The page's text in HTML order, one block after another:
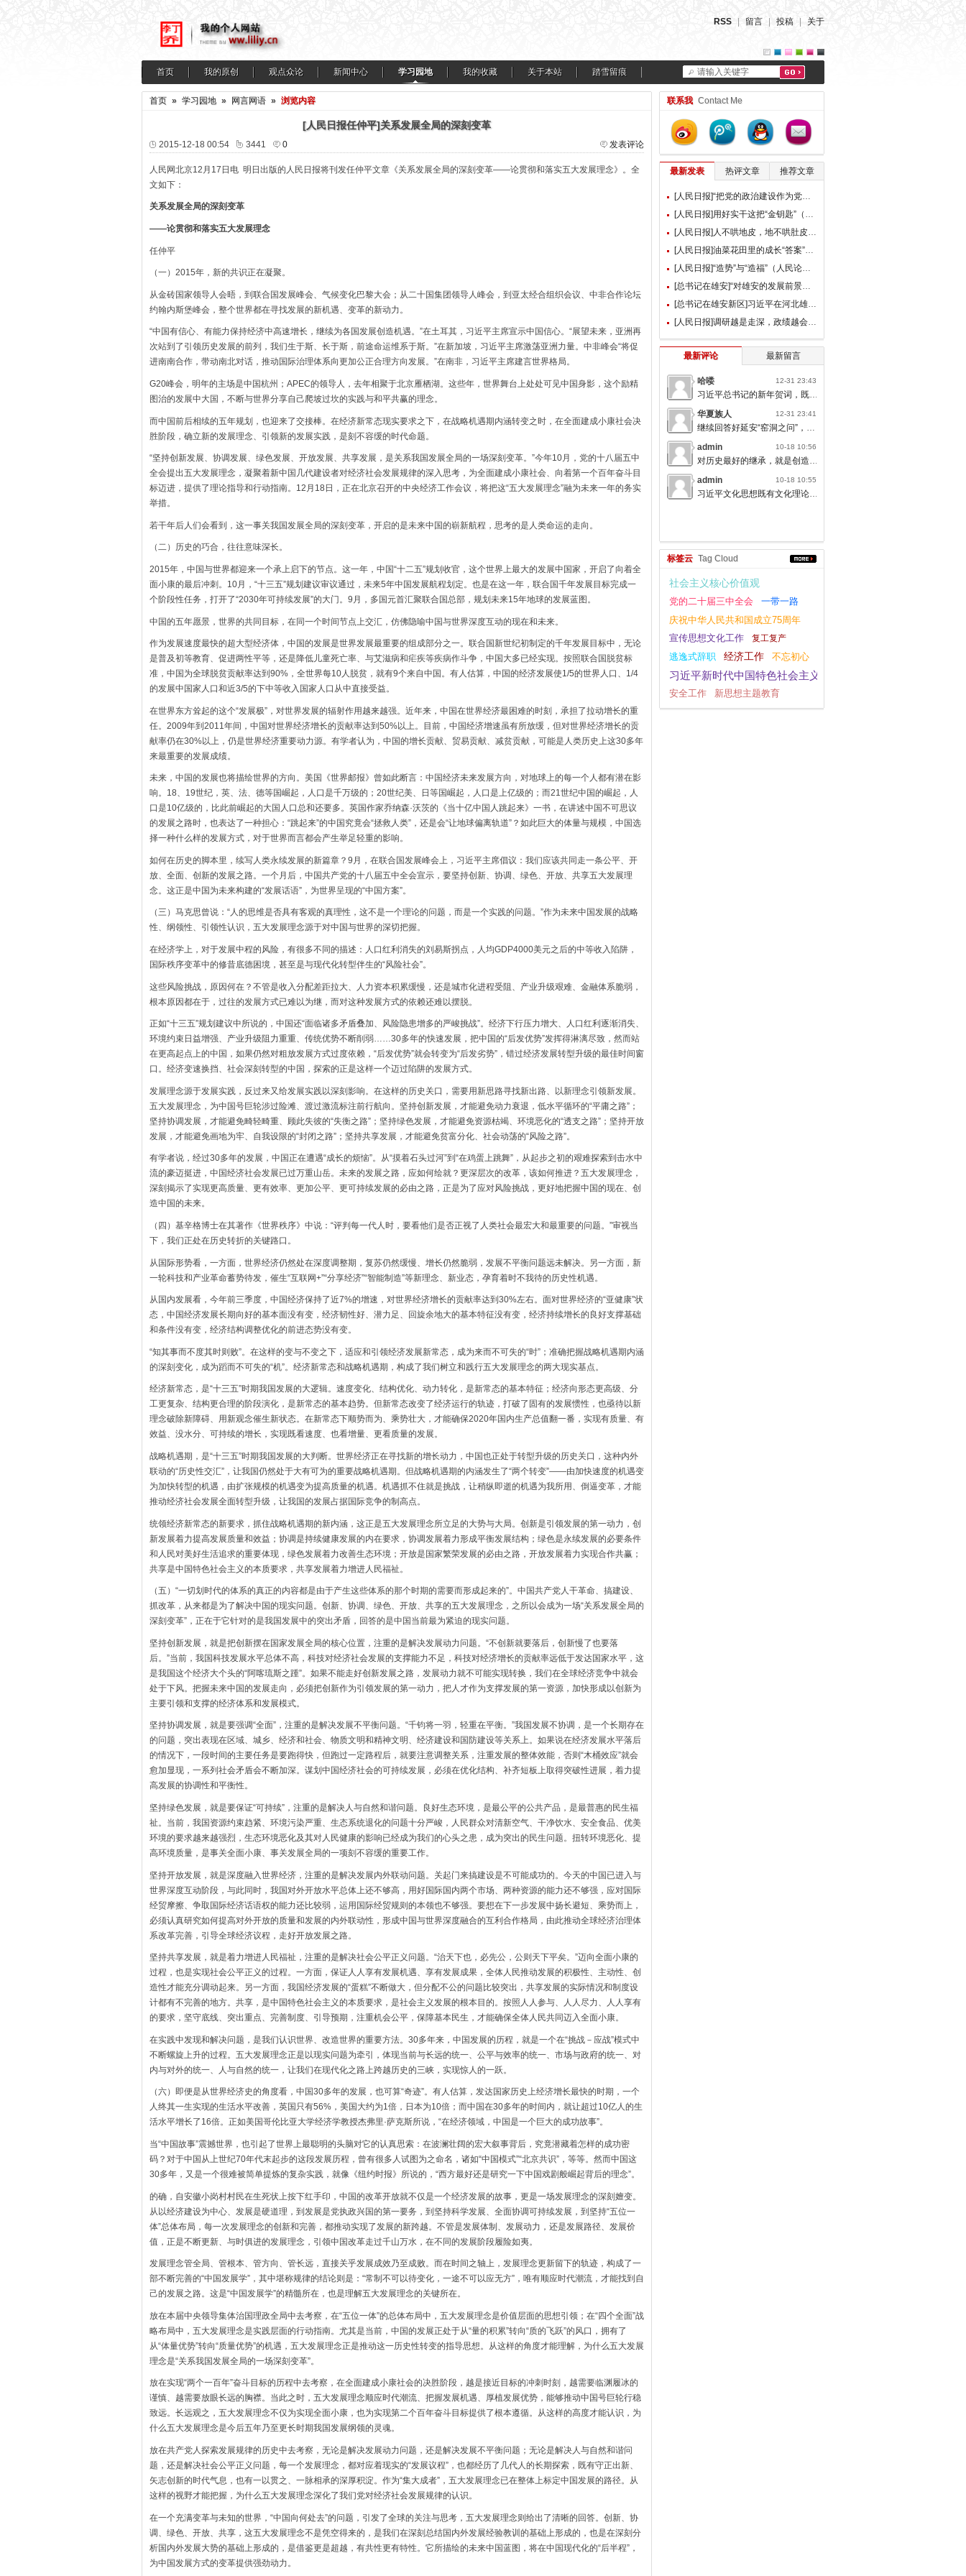
RSS 留言 投稿 关于
请输入关键字
首页 我的原创 观点众论 新闻中心 学习园地 我的收藏 关于本站 踏雪留痕
首页 » 学习园地 » 网言网语 » 浏览内容
[人民日报任仲平]关系发展全局的深刻变革
2015-12-18 00:54 3441 0 发表评论
人民网北京12月17日电 明日出版的人民日报将刊发任仲平文章《关系发展全局的深刻变革——论贯彻和落实五大发展理念》。全
文如下：
关系发展全局的深刻变革
——论贯彻和落实五大发展理念
任仲平
（一）2015年，新的共识正在凝聚。
从金砖国家领导人会晤，到联合国发展峰会、气候变化巴黎大会；从二十国集团领导人峰会，到亚太经合组织会议、中非合作论坛
约翰内斯堡峰会，整个世界都在寻找发展的新机遇、变革的新动力。
“中国有信心、有能力保持经济中高速增长，继续为各国发展创造机遇。”在土耳其，习近平主席宣示中国信心。“展望未来，亚洲再
次站到了引领历史发展的前列，我们生于斯、长于斯，前途命运维系于斯。”在新加坡，习近平主席激荡亚洲力量。中非峰会“将促
进南南合作，带动南北对话，推动国际治理体系向更加公正合理方向发展。”在南非，习近平主席建言世界格局。
G20峰会，明年的主场是中国杭州；APEC的领导人，去年相聚于北京雁栖湖。这些年，世界舞台上处处可见中国身影，这个励精
图治的发展中大国，不断与世界分享自己爬坡过坎的实践与和平共赢的理念。
而中国前后相续的五年规划，也迎来了交接棒。在经济新常态现实要求之下，在战略机遇期内涵转变之时，在全面建成小康社会决
胜阶段，确立新的发展理念、引领新的发展实践，是刻不容缓的时代命题。
“坚持创新发展、协调发展、绿色发展、开放发展、共享发展，是关系我国发展全局的一场深刻变革。”今年10月，党的十八届五中
全会提出五大发展理念，凝聚着新中国几代建设者对经济社会发展规律的深入思考，为全面建成小康社会、向着第一个百年奋斗目
标迈进，提供了理论指导和行动指南。12月18日，正在北京召开的中央经济工作会议，将把这“五大发展理念”融为未来一年的务实
举措。
若干年后人们会看到，这一事关我国发展全局的深刻变革，开启的是未来中国的崭新航程，思考的是人类命运的走向。
（二）历史的巧合，往往意味深长。
2015年，中国与世界都迎来一个承上启下的节点。这一年，中国“十二五”规划收官，这个世界上最大的发展中国家，开启了向着全
面小康的最后冲刺。10月，“十三五”规划建议审议通过，未来5年中国发展航程划定。也是在这一年，联合国千年发展目标完成一
个阶段性任务，打开了“2030年可持续发展”的大门。9月，多国元首汇聚联合国总部，规划未来15年地球的发展蓝图。
中国的五年愿景，世界的共同目标，在同一个时间节点上交汇，仿佛隐喻中国与世界深度互动的现在和未来。
作为发展速度最快的超大型经济体，中国的发展是世界发展最重要的组成部分之一。联合国新世纪初制定的千年发展目标中，无论
是普及初等教育、促进两性平等，还是降低儿童死亡率、与艾滋病和疟疾等疾病作斗争，中国大多已经实现。按照联合国脱贫标
准，中国为全球脱贫贡献率达到90%，全世界每10人脱贫，就有9个来自中国。有人估算，中国的经济发展使1/5的世界人口、1/4
的发展中国家人口和近3/5的下中等收入国家人口从中直接受益。
在世界东方耸起的这个“发展极”，对世界发展的辐射作用越来越强。近年来，中国在世界经济最困难的时刻，承担了拉动增长的重
任。2009年到2011年间，中国对世界经济增长的贡献率达到50%以上。目前，中国经济增速虽有所放缓，但对世界经济增长的贡
献率仍在30%以上，仍是世界经济重要动力源。有学者认为，中国的增长贡献、贸易贡献、减贫贡献，可能是人类历史上这30多年
来最重要的发展成绩。
未来，中国的发展也将描绘世界的方向。美国《世界邮报》曾如此断言：中国经济未来发展方向，对地球上的每一个人都有潜在影
响。18、19世纪，英、法、德等国崛起，人口是千万级的；20世纪美、日等国崛起，人口是上亿级的；而21世纪中国的崛起，人
口是10亿级的，比此前崛起的大国人口总和还要多。英国作家乔纳森·沃茨的《当十亿中国人跳起来》一书，在讲述中国不可思议
的发展之路时，也表达了一种担心：“跳起来”的中国究竟会“拯救人类”，还是会“让地球偏离轨道”？如此巨大的体量与规模，中国选
择一种什么样的发展方式，对于世界而言都会产生举足轻重的影响。
如何在历史的脚本里，续写人类永续发展的新篇章？9月，在联合国发展峰会上，习近平主席倡议：我们应该共同走一条公平、开
放、全面、创新的发展之路。一个月后，中国共产党的十八届五中全会宣示，要坚持创新、协调、绿色、开放、共享五大发展理
念。这正是中国为未来构建的“发展话语”，为世界呈现的“中国方案”。
（三）马克思曾说：“人的思维是否具有客观的真理性，这不是一个理论的问题，而是一个实践的问题。”作为未来中国发展的战略
性、纲领性、引领性认识，五大发展理念源于对中国与世界的深切把握。
在经济学上，对于发展中程的风险，有很多不同的描述：人口红利消失的刘易斯拐点，人均GDP4000美元之后的中等收入陷阱，
国际秩序变革中的修昔底德困境，甚至是与现代化转型伴生的“风险社会”。
这些风险挑战，原因何在？不管是收入分配差距拉大、人力资本积累缓慢，还是城市化进程受阻、产业升级艰难、金融体系脆弱，
根本原因都在于，过往的发展方式已难以为继，而对这种发展方式的依赖还难以摆脱。
正如“十三五”规划建议中所说的，中国还“面临诸多矛盾叠加、风险隐患增多的严峻挑战”。经济下行压力增大、人口红利逐渐消失、
环境约束日益增强、产业升级阻力重重、传统优势不断削弱……30多年的快速发展，把中国的“后发优势”发挥得淋漓尽致，然而站
在更高起点上的中国，如果仍然对粗放发展方式过度依赖，“后发优势”就会转变为“后发劣势”，错过经济发展转型升级的最佳时间窗
口。经济变速换挡、社会深刻转型的中国，探索的正是这样一个迈过陷阱的发展方式。
发展理念源于发展实践，反过来又给发展实践以深刻影响。在这样的历史关口，需要用新思路寻找新出路、以新理念引领新发展。
五大发展理念，为中国号巨轮涉过险滩、渡过激流标注前行航向。坚持创新发展，才能避免动力衰退，低水平循环的“平庸之路”；
坚持协调发展，才能避免畸轻畸重、顾此失彼的“失衡之路”；坚持绿色发展，才能避免资源枯竭、环境恶化的“透支之路”；坚持开放
发展，才能避免画地为牢、自我设限的“封闭之路”；坚持共享发展，才能避免贫富分化、社会动荡的“风险之路”。
有学者说，经过30多年的发展，中国正在遭遇“成长的烦恼”。从“摸着石头过河”到“在鸡蛋上跳舞”，从起步之初的艰难探索到击水中
流的豪迈挺进，中国经济社会发展已过万重山岳。未来的发展之路，应如何绘就？更深层次的改革，该如何推进？五大发展理念，
深刻揭示了实现更高质量、更有效率、更加公平、更可持续发展的必由之路，正是为了应对风险挑战，更好地把握中国的现在、创
造中国的未来。
（四）基辛格博士在其著作《世界秩序》中说：“评判每一代人时，要看他们是否正视了人类社会最宏大和最重要的问题。”审视当
下，我们正处在历史转折的关键路口。
从国际形势看，一方面，世界经济仍然处在深度调整期，复苏仍然缓慢、增长仍然脆弱，发展不平衡问题远未解决。另一方面，新
一轮科技和产业革命蓄势待发，催生“互联网+”“分享经济”“智能制造”等新理念、新业态，孕育着时不我待的历史性机遇。
从国内发展看，今年前三季度，中国经济保持了近7%的增速，对世界经济增长的贡献率达到30%左右。面对世界经济的“亚健康”状
态，中国经济发展长期向好的基本面没有变，经济韧性好、潜力足、回旋余地大的基本特征没有变，经济持续增长的良好支撑基础
和条件没有变，经济结构调整优化的前进态势没有变。
“知其事而不度其时则败”。在这样的变与不变之下，适应和引领经济发展新常态，成为来而不可失的“时”；准确把握战略机遇期内涵
的深刻变化，成为蹈而不可失的“机”。经济新常态和战略机遇期，构成了我们树立和践行五大发展理念的两大现实基点。
经济新常态，是“十三五”时期我国发展的大逻辑。速度变化、结构优化、动力转化，是新常态的基本特征；经济向形态更高级、分
工更复杂、结构更合理的阶段演化，是新常态的基本趋势。但新常态改变了经济运行的轨迹，打破了固有的发展惯性，也亟待以新
理念破除新障碍、用新观念催生新状态。在新常态下顺势而为、乘势壮大，才能确保2020年国内生产总值翻一番，实现有质量、有
效益、没水分、可持续的增长，实现既看速度、也看增量、更看质量的发展。
战略机遇期，是“十三五”时期我国发展的大判断。世界经济正在寻找新的增长动力，中国也正处于转型升级的历史关口，这种内外
联动的“历史性交汇”，让我国仍然处于大有可为的重要战略机遇期。但战略机遇期的内涵发生了“两个转变”——由加快速度的机遇变
为加快转型的机遇，由扩张规模的机遇变为提高质量的机遇。机遇抓不住就是挑战，让稍纵即逝的机遇为我所用、倒逼变革，才能
推动经济社会发展全面转型升级，让我国的发展占据国际竞争的制高点。
统领经济新常态的新要求，抓住战略机遇期的新内涵，这正是五大发展理念所立足的大势与大局。创新是引领发展的第一动力，创
新发展着力提高发展质量和效益；协调是持续健康发展的内在要求，协调发展着力形成平衡发展结构；绿色是永续发展的必要条件
和人民对美好生活追求的重要体现，绿色发展着力改善生态环境；开放是国家繁荣发展的必由之路，开放发展着力实现合作共赢；
共享是中国特色社会主义的本质要求，共享发展着力增进人民福祉。
（五）“一切划时代的体系的真正的内容都是由于产生这些体系的那个时期的需要而形成起来的”。中国共产党人干革命、搞建设、
抓改革，从来都是为了解决中国的现实问题。创新、协调、绿色、开放、共享的五大发展理念，之所以会成为一场“关系发展全局的
深刻变革”，正在于它针对的是我国发展中的突出矛盾，回答的是中国当前最为紧迫的现实问题。
坚持创新发展，就是把创新摆在国家发展全局的核心位置，注重的是解决发展动力问题。“不创新就要落后，创新慢了也要落
后。”当前，我国科技发展水平总体不高，科技对经济社会发展的支撑能力不足，科技对经济增长的贡献率远低于发达国家水平，这
是我国这个经济大个头的“阿喀琉斯之踵”。如果不能走好创新发展之路，发展动力就不可能实现转换，我们在全球经济竞争中就会
处于下风。把握未来中国的发展走向，必须把创新作为引领发展的第一动力，把人才作为支撑发展的第一资源，加快形成以创新为
主要引领和支撑的经济体系和发展模式。
坚持协调发展，就是要强调“全面”，注重的是解决发展不平衡问题。“千钧将一羽，轻重在平衡。”我国发展不协调，是一个长期存在
的问题，突出表现在区域、城乡、经济和社会、物质文明和精神文明、经济建设和国防建设等关系上。如果说在经济发展水平落后
的情况下，一段时间的主要任务是要跑得快，但跑过一定路程后，就要注意调整关系，注重发展的整体效能，否则“木桶效应”就会
愈加显现，一系列社会矛盾会不断加深。谋划中国经济社会的可持续发展，必须在优化结构、补齐短板上取得突破性进展，着力提
高发展的协调性和平衡性。
坚持绿色发展，就是要保证“可持续”，注重的是解决人与自然和谐问题。良好生态环境，是最公平的公共产品，是最普惠的民生福
祉。当前，我国资源约束趋紧、环境污染严重、生态系统退化的问题十分严峻，人民群众对清新空气、干净饮水、安全食品、优美
环境的要求越来越强烈，生态环境恶化及其对人民健康的影响已经成为我们的心头之患，成为突出的民生问题。扭转环境恶化、提
高环境质量，是事关全面小康、事关发展全局的一项刻不容缓的重要工作。
坚持开放发展，就是深度融入世界经济，注重的是解决发展内外联动问题。关起门来搞建设是不可能成功的。今天的中国已进入与
世界深度互动阶段，与此同时，我国对外开放水平总体上还不够高，用好国际国内两个市场、两种资源的能力还不够强，应对国际
经贸摩擦、争取国际经济话语权的能力还比较弱，运用国际经贸规则的本领也不够强。要想在下一步发展中扬长避短、乘势而上，
必须认真研究如何提高对外开放的质量和发展的内外联动性，形成中国与世界深度融合的互利合作格局，由此推动全球经济治理体
系改革完善，引导全球经济议程，走好开放发展之路。
坚持共享发展，就是着力增进人民福祉，注重的是解决社会公平正义问题。“治天下也，必先公，公则天下平矣。”迈向全面小康的
过程，也是实现社会公平正义的过程。一方面，保证人人享有发展机遇、享有发展成果，全体人民推动发展的积极性、主动性、创
造性才能充分调动起来。另一方面，我国经济发展的“蛋糕”不断做大，但分配不公的问题比较突出，共享发展的实际情况和制度设
计都有不完善的地方。共享，是中国特色社会主义的本质要求，是社会主义发展的根本目的。按照人人参与、人人尽力、人人享有
的要求，坚守底线、突出重点、完善制度、引导预期，注重机会公平，保障基本民生，才能确保全体人民共同迈入全面小康。
在实践中发现和解决问题，是我们认识世界、改造世界的重要方法。30多年来，中国发展的历程，就是一个在“挑战－应战”模式中
不断螺旋上升的过程。五大发展理念正是以现实问题为牵引，体现当前与长远的统一、公平与效率的统一、市场与政府的统一、对
内与对外的统一、人与自然的统一，让我们在现代化之路上跨越历史的三峡，实现惊人的一跃。
（六）即便是从世界经济史的角度看，中国30多年的发展，也可算“奇迹”。有人估算，发达国家历史上经济增长最快的时期，一个
人终其一生实现的生活水平改善，英国只有56%，美国大约为1倍，日本为10倍；而中国在30多年的时间内，就让超过10亿人的生
活水平增长了16倍。正如美国哥伦比亚大学经济学教授杰弗里·萨克斯所说，“在经济领域，中国是一个巨大的成功故事”。
当“中国故事”震撼世界，也引起了世界上最聪明的头脑对它的认真思索：在波澜壮阔的宏大叙事背后，究竟潜藏着怎样的成功密
码？对于中国从上世纪70年代末起步的这段发展历程，曾有很多人试图为之命名，诸如“中国模式”“北京共识”，等等。然而中国这
30多年，又是一个很难被简单提炼的复杂实践，就像《纽约时报》所说的，“西方最好还是研究一下中国戏剧般崛起背后的理念”。
的确，自安徽小岗村村民在生死状上按下红手印，中国的改革开放就不仅是一个经济发展的故事，更是一场发展理念的深刻嬗变。
从以经济建设为中心、发展是硬道理，到发展是党执政兴国的第一要务，到坚持科学发展、全面协调可持续发展，到坚持“五位一
体”总体布局，每一次发展理念的创新和完善，都推动实现了发展的新跨越。不管是发展体制、发展动力，还是发展路径、发展价
值，正是不断更新、与时俱进的发展理念，引领中国改革走过千山万水，在不同的发展阶段履险如夷。
发展理念管全局、管根本、管方向、管长远，直接关乎发展成效乃至成败。而在时间之轴上，发展理念更新留下的轨迹，构成了一
部不断完善的“中国发展学”，其中堪称规律的结论则是：“常制不可以待变化，一途不可以应无方”，唯有顺应时代潮流，才能找到自
己的发展之路。这是“中国发展学”的精髓所在，也是理解五大发展理念的关键所在。
放在本届中央领导集体治国理政全局中去考察，在“五位一体”的总体布局中，五大发展理念是价值层面的思想引领；在“四个全面”战
略布局中，五大发展理念是实践层面的行动指南。尤其是当前，中国的发展正处于从“量的积累”转向“质的飞跃”的风口，拥有了
从“体量优势”转向“质量优势”的机遇，五大发展理念正是推动这一历史性转变的指导思想。从这样的角度才能理解，为什么五大发展
理念是“关系我国发展全局的一场深刻变革”。
放在实现“两个一百年”奋斗目标的历程中去考察，在全面建成小康社会的决胜阶段，越是接近目标的冲刺时刻，越需要临渊履冰的
谨慎、越需要放眼长远的胸襟。当此之时，五大发展理念顺应时代潮流、把握发展机遇、厚植发展优势，能够推动中国号巨轮行稳
致远。长远观之，五大发展理念不仅为实现全面小康，也为实现第二个百年奋斗目标提供了根本遵循。从这样的高度才能认识，为
什么五大发展理念是今后五年乃至更长时期我国发展纲领的灵魂。
放在共产党人探索发展规律的历史中去考察，无论是解决发展动力问题，还是解决发展不平衡问题；无论是解决人与自然和谐问
题，还是解决社会公平正义问题，每一个发展理念，都对应着现实的“发展议程”，也都经历了几代人的长期探索，既有守正出新、
矢志创新的时代气息，也有一以贯之、一脉相承的深厚积淀。作为“集大成者”，五大发展理念已在整体上标定中国发展的路径。从
这样的视野才能把握，为什么五大发展理念深化了我们党对经济社会发展规律的认识。
在一个充满变革与未知的世界，“中国向何处去”的问题，引发了全球的关注与思考，五大发展理念则给出了清晰的回答。创新、协
调、绿色、开放、共享，这五大发展理念不是凭空得来的，是我们在深刻总结国内外发展经验教训的基础上形成的，也是在深刻分
析国内外发展大势的基础上形成的，是借鉴更是超越，有共性更有特性。它所描绘的未来中国蓝图，将在中国现代化的“后半程”，
为中国发展方式的变革提供强劲动力。
联系我 Contact Me
最新发表 热评文章 推荐文章
最新评论 最新留言
哈喽 12-31 23:43
习近平总书记的新年贺词，既充满温度，又饱含深情，太催人奋进了。
华夏族人
12-31 23:41
继续回答好延安“窑洞之问”，书写无愧于人民的时代答卷。
admin
10-18 10:56
对历史最好的继承，就是创造新的历史；对人类文明最大的礼敬，就是创造人类文明新形态。
admin
10-18 10:55
习近平文化思想既有文化理论观点上的创新和突破，又有文化工作布局上的部署要求，标志着我们党对中国特色社会主义文化建设规律的认识达到了新高度，表明我们党的历史自信、文化自信达到了新高度。
标签云 Tag Cloud
社会主义核心价值观
党的二十届三中全会
一带一路
庆祝中华人民共和国成立75周年
宣传思想文化工作
复工复产
逃逸式辞职 经济工作 不忘初心
习近平新时代中国特色社会主义思想
安全工作 新思想主题教育
为基层减负
指尖上的形式主义